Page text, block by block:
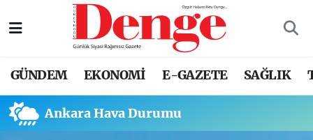
GÜNDEM EKONOMİ E-GAZETE SAĞLIK
Ankara Hava Durumu
Nöbetçi Eczaneler
Trafik Durumu